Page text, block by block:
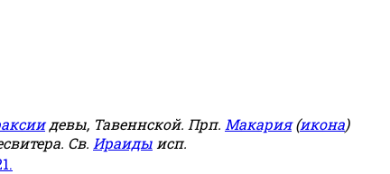
девы, Тавеннской. Прп. Макария(икона)
Св. Ираиды исп.